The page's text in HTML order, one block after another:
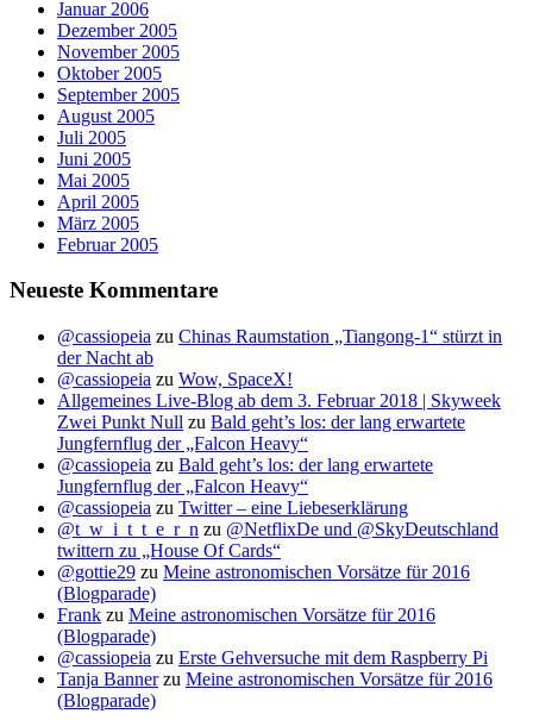
Januar 2006
Dezember 2005
November 2005
Oktober 2005
September 2005
August 2005
Juli 2005
Juni 2005
Mai 2005
April 2005
März 2005
Februar 2005
Neueste Kommentare
@cassiopeia zu Chinas Raumstation „Tiangong-1“ stürzt in
der Nacht ab
@cassiopeia zu Wow, SpaceX!
Allgemeines Live-Blog ab dem 3. Februar 2018 | Skyweek
Zwei Punkt Null zu Bald geht’s los: der lang erwartete
Jungfernflug der „Falcon Heavy“
@cassiopeia zu Bald geht’s los: der lang erwartete
Jungfernflug der „Falcon Heavy“
@cassiopeia zu Twitter – eine Liebeserklärung
@t_w_i_t_t_e_r_n zu @NetflixDe und @SkyDeutschland
twittern zu „House Of Cards“
@gottie29 zu Meine astronomischen Vorsätze für 2016
(Blogparade)
Frank zu Meine astronomischen Vorsätze für 2016
(Blogparade)
@cassiopeia zu Erste Gehversuche mit dem Raspberry Pi
Tanja Bannerzu Meine astronomischen Vorsätze für 2016
(Blogparade)